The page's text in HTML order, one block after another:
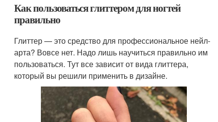
Как пользоваться глиттером для ногтей
правильно
Глиттер — это средство для профессиональное нейл-
арта? Вовсе нет. Надо лишь научиться правильно им
пользоваться. Тут все зависит от вида глиттера,
который вы решили применить в дизайне.